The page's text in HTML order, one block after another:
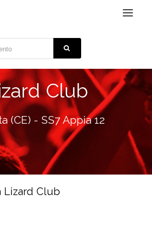
Toggle
Club
(CE) - SS7 Appia 12
Lizard Club